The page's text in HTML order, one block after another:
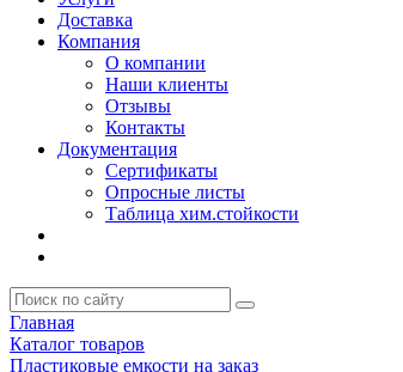
Доставка
Компания
О компании
Наши клиенты
Отзывы
Контакты
Документация
Сертификаты
Опросные листы
Таблица хим.стойкости
Главная
Каталог товаров
Пластиковые емкости на заказ